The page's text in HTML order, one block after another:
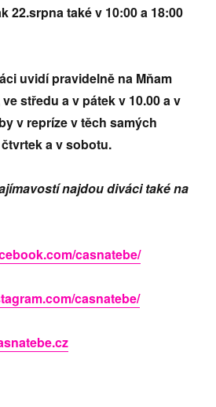
22.srpna také v 10:00 a 18:00
uvidí pravidelně na Mňam
středu a v pátek v 10.00 a v
v repríze v těch samých
a v sobotu.
najdou diváci také na
casnatebe/
casnatebe/